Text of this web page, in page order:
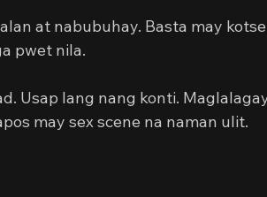
at nabubuhay. Basta may
pwet nila.
Usap lang nang konti.
may sex scene na naman ulit.